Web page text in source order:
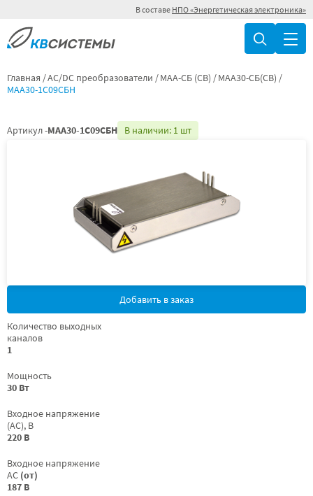
В составе НПО «Энергетическая электроника»
Главная AC/DC преобразователи МАА-СБ (СВ)
МАА30-СБ(СВ)
МАА30-1С09СБН
Артикул -МАА30-1С09СБН В наличии: 1 шт
Добавить в заказ
Количество выходных
каналов
1
Мощность
30 Вт
Входное напряжение
(AC), В
220 В
Входное напряжение
AC (от)
187 В